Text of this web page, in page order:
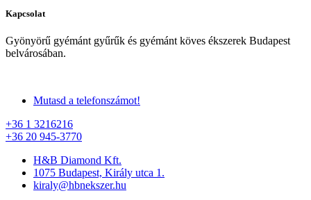
Kapcsolat
Gyönyörű gyémánt gyűrűk és gyémánt köves ékszerek Budapest
belvárosában.
Mutasd a telefonszámot!
+36 1 3216216
+36 20 945-3770
H&B Diamond Kft.
1075 Budapest, Király utca 1.
kiraly@hbnekszer.hu